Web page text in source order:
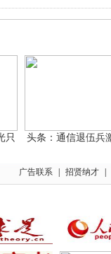
头条：通信退伍兵激流
广告联系 招贤纳才